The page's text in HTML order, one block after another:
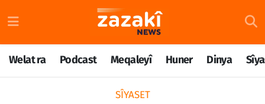
Welat ra Podcast Meqaleyî Huner Dinya
SÎYASET
Welat ra
Podcast
Nöbetçi Eczaneler
Hava Durumu